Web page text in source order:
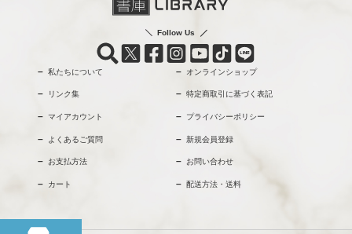
Follow Us
私たちについて オンラインショップ
リンク集 特定商取引に基づく表記
マイアカウント プライバシーポリシー
よくあるご質問 新規会員登録
お支払方法 お問い合わせ
カート 配送方法・送料